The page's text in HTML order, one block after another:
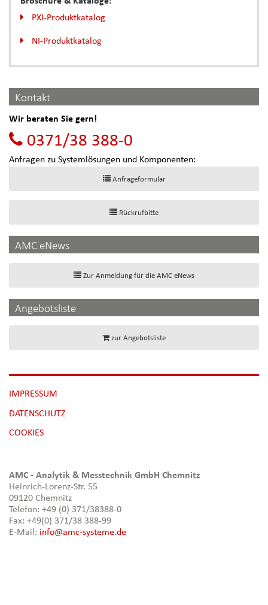
PXI-Produktkatalog
NI-Produktkatalog
Kontakt
Wir beraten Sie gern!
0371/38 388-0
Anfragen zu Systemlösungen und Komponenten:
Anfrageformular
Rückrufbitte
AMC eNews
Zur Anmeldung für die AMC eNews
Angebotsliste
zur Angebotsliste
NAVIGATION
ÜBERSPRINGEN
IMPRESSUM
DATENSCHUTZ
[NBSP]
COOKIES
AMC - Analytik & Messtechnik GmbH Chemnitz
Heinrich-Lorenz-Str. 55
09120 Chemnitz
Telefon: +49 (0) 371/38388-0
Fax: +49(0) 371/38 388-99
E-Mail: info@amc-systeme.de